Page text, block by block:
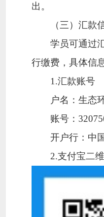
出。
（三）汇款
学员可通过
行缴费，具体信
1.汇款账号
户名：生态
账号：
开户行：中
2.支付宝二